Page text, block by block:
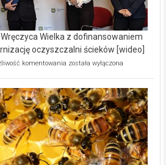
Wielka z dofinansowaniem
oczyszczalni ścieków [wideo]
komentowania Ekologiczne
Wręczyca
Wielka
z
dofinansowaniem
ponad
15,6
mln
na
została wyłączona